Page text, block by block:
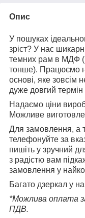
Опис
У пошуках
зріст? У нас
темних рам в МДФ
тонше). Працюємо
основі, яке зовсім
дуже довгий
Надаємо ціни
Можливе
Для замовлення, а
телефонуйте за
пишіть у зручний
з радістю вам
замовлення у
Багато дзеркал у
*Можлива оплата
ПДВ.